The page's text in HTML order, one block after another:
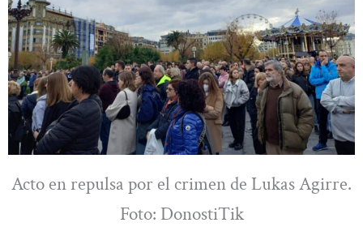
Acto en repulsa por el crimen de Lukas Agirre.
Foto: DonostiTik